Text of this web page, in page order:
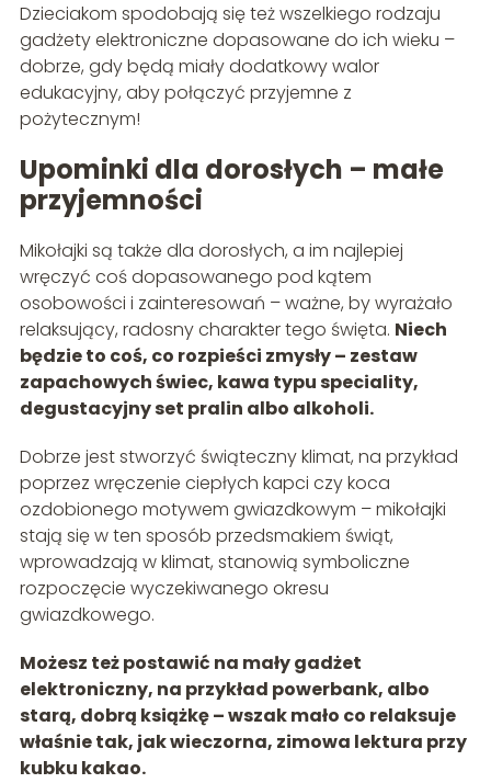
Dzieciakom spodobają się też wszelkiego rodzaju
gadżety elektroniczne dopasowane do ich wieku –
dobrze, gdy będą miały dodatkowy walor
edukacyjny, aby połączyć przyjemne z
pożytecznym!
Upominki dla dorosłych – małe
przyjemności
Mikołajki są także dla dorosłych, a im najlepiej
wręczyć coś dopasowanego pod kątem
osobowości i zainteresowań – ważne, by wyrażało
relaksujący, radosny charakter tego święta. Niech
będzie to coś, co rozpieści zmysły – zestaw
zapachowych świec, kawa typu speciality,
degustacyjny set pralin albo alkoholi.
Dobrze jest stworzyć świąteczny klimat, na przykład
poprzez wręczenie ciepłych kapci czy koca
ozdobionego motywem gwiazdkowym – mikołajki
stają się w ten sposób przedsmakiem świąt,
wprowadzają w klimat, stanowią symboliczne
rozpoczęcie wyczekiwanego okresu
gwiazdkowego.
Możesz też postawić na mały gadżet
elektroniczny, na przykład powerbank, albo
starą, dobrą książkę – wszak mało co relaksuje
właśnie tak, jak wieczorna, zimowa lektura przy
kubku kakao.